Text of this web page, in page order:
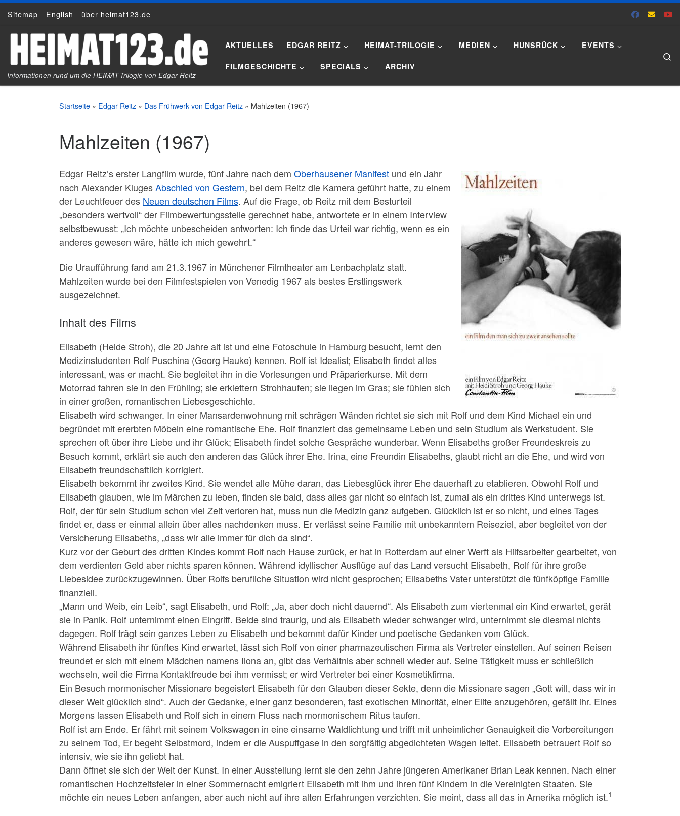
Zum Inhalt springen
Sitemap English über heimat123.de
Informationen rund um die HEIMAT-Trilogie von Edgar Reitz
AKTUELLES EDGAR REITZ HEIMAT-TRILOGIE MEDIEN HUNSRÜCK EVENTS
FILMGESCHICHTE SPECIALS ARCHIV
Startseite » Edgar Reitz » Das Frühwerk von Edgar Reitz » Mahlzeiten (1967)
Mahlzeiten (1967)
Edgar Reitz’s erster Langfilm wurde, fünf Jahre nach dem Oberhausener Manifest und ein Jahr
nach Alexander KlugesAbschied von Gestern, bei dem Reitz die Kamera geführt hatte, zu einem
der Leuchtfeuer des Neuen deutschen Films. Auf die Frage, ob Reitz mit dem Besturteil
„besonders wertvoll“ der Filmbewertungsstelle gerechnet habe, antwortete er in einem Interview
selbstbewusst: „Ich möchte unbescheiden antworten: Ich finde das Urteil war richtig, wenn es ein
anderes gewesen wäre, hätte ich mich gewehrt.“
Die Uraufführung fand am 21.3.1967 in Münchener Filmtheater am Lenbachplatz statt.
Mahlzeiten wurde bei den Filmfestspielen von Venedig 1967 als bestes Erstlingswerk
ausgezeichnet.
Inhalt des Films
Elisabeth (Heide Stroh), die 20 Jahre alt ist und eine Fotoschule in Hamburg besucht, lernt den
Medizinstudenten Rolf Puschina (Georg Hauke) kennen. Rolf ist Idealist; Elisabeth findet alles
interessant, was er macht. Sie begleitet ihn in die Vorlesungen und Präparierkurse. Mit dem
Motorrad fahren sie in den Frühling; sie erklettern Stroh­haufen; sie liegen im Gras; sie fühlen sich
in einer großen, romantischen Liebesgeschichte.
Elisabeth wird schwanger. In einer Mansardenwohnung mit schrä­gen Wänden richtet sie sich mit Rolf und dem Kind Michael ein und
begründet mit ererbten Möbeln eine romantische Ehe. Rolf finanziert das gemeinsame Leben und sein Studium als Werkstudent. Sie
sprechen oft über ihre Liebe und ihr Glück; Elisabeth findet solche Gespräche wunderbar. Wenn Elisabeths großer Freundeskreis zu
Besuch kommt, erklärt sie auch den anderen das Glück ihrer Ehe. Irina, eine Freundin Elisabeths, glaubt nicht an die Ehe, und wird von
Elisabeth freundschaft­lich korrigiert.
Elisabeth bekommt ihr zweites Kind. Sie wendet alle Mühe daran, das Liebesglück ihrer Ehe dauerhaft zu etablieren. Obwohl Rolf und
Elisabeth glauben, wie im Märchen zu leben, finden sie bald, dass alles gar nicht so einfach ist, zumal als ein drittes Kind unterwegs ist.
Rolf, der für sein Studium schon viel Zeit ver­loren hat, muss nun die Medizin ganz aufgeben. Glücklich ist er so nicht, und eines Tages
findet er, dass er einmal allein über alles nachdenken muss. Er verlässt seine Familie mit unbe­kanntem Reiseziel, aber begleitet von der
Versicherung Elisa­beths, „dass wir alle immer für dich da sind“.
Kurz vor der Geburt des dritten Kindes kommt Rolf nach Hause zurück, er hat in Rotterdam auf einer Werft als Hilfsarbeiter gearbeitet, von
dem verdienten Geld aber nichts sparen können. Während idyllischer Ausflüge auf das Land versucht Elisabeth, Rolf für ihre große
Liebesidee zurückzugewinnen. Über Rolfs berufliche Situation wird nicht gesprochen; Elisabeths Vater unterstützt die fünfköpfige Familie
finanziell.
„Mann und Weib, ein Leib“, sagt Elisabeth, und Rolf: „Ja, aber doch nicht dauernd“. Als Elisabeth zum viertenmal ein Kind er­wartet, gerät
sie in Panik. Rolf unternimmt einen Eingriff. Beide sind traurig, und als Elisabeth wieder schwanger wird, unternimmt sie diesmal nichts
dagegen. Rolf trägt sein ganzes Leben zu Elisabeth und bekommt dafür Kinder und poetische Gedanken vom Glück.
Während Elisabeth ihr fünftes Kind erwartet, lässt sich Rolf von einer pharmazeutischen Firma als Vertreter einstellen. Auf seinen Reisen
freundet er sich mit einem Mädchen namens Ilona an, gibt das Verhältnis aber schnell wieder auf. Seine Tätigkeit muss er schließlich
wechseln, weil die Firma Kontaktfreude bei ihm ver­misst; er wird Vertreter bei einer Kosmetikfirma.
Ein Besuch mormonischer Missionare begeistert Elisabeth für den Glauben dieser Sekte, denn die Missionare sagen „Gott will, dass wir in
dieser Welt glücklich sind“. Auch der Gedanke, einer ganz besonderen, fast exotischen Minorität, einer Elite anzugehören, gefällt ihr. Eines
Morgens lassen Elisabeth und Rolf sich in einem Fluss nach mormonischem Ritus taufen.
Rolf ist am Ende. Er fährt mit seinem Volkswagen in eine einsame Waldlichtung und trifft mit unheimlicher Genauigkeit die Vorbe­reitungen
zu seinem Tod, Er begeht Selbstmord, indem er die Aus­puffgase in den sorgfältig abgedichteten Wagen leitet. Elisabeth betrauert Rolf so
intensiv, wie sie ihn geliebt hat.
Dann öffnet sie sich der Welt der Kunst. In einer Ausstellung lernt sie den zehn Jahre jüngeren Amerikaner Brian Leak kennen. Nach einer
romantischen Hochzeitsfeier in einer Sommernacht emigriert Elisabeth mit ihm und ihren fünf Kindern in die Ver­einigten Staaten. Sie
möchte ein neues Leben anfangen, aber auch nicht auf ihre alten Erfahrungen verzichten. Sie meint, dass all das in Amerika möglich ist.1